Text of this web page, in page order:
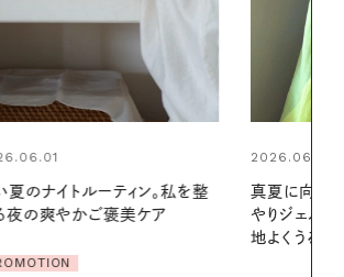
に向けて、ハーブが香るひん
ジェルと出合う。暑い季節に心
2026.07.24
夏の髪と心
る【大人気の
1本で汗ばむ